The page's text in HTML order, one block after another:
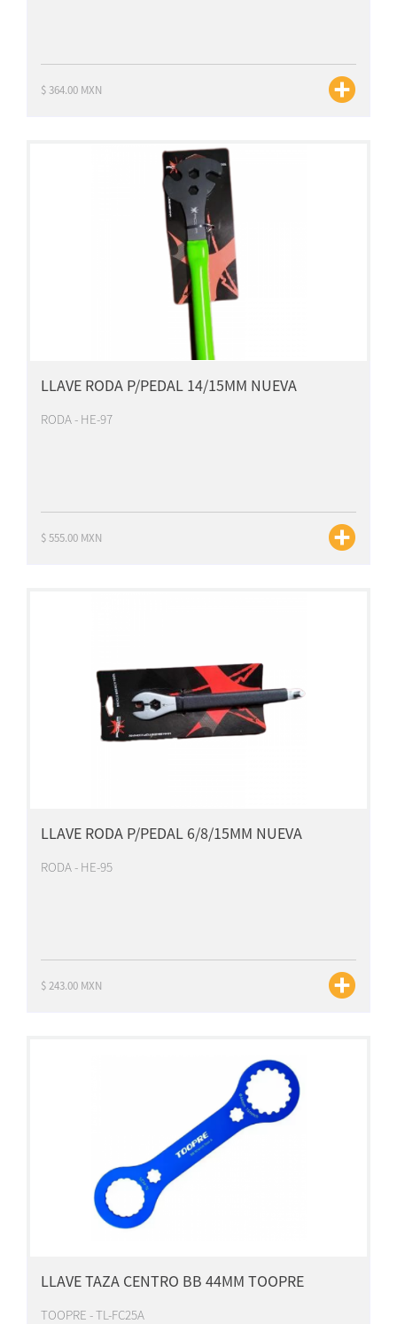
$ 364.00 MXN
LLAVE RODA P/PEDAL 14/15MM NUEVA
RODA - HE-97
$ 555.00 MXN
LLAVE RODA P/PEDAL 6/8/15MM NUEVA
RODA - HE-95
$ 243.00 MXN
LLAVE TAZA CENTRO BB 44MM TOOPRE
TOOPRE - TL-FC25A